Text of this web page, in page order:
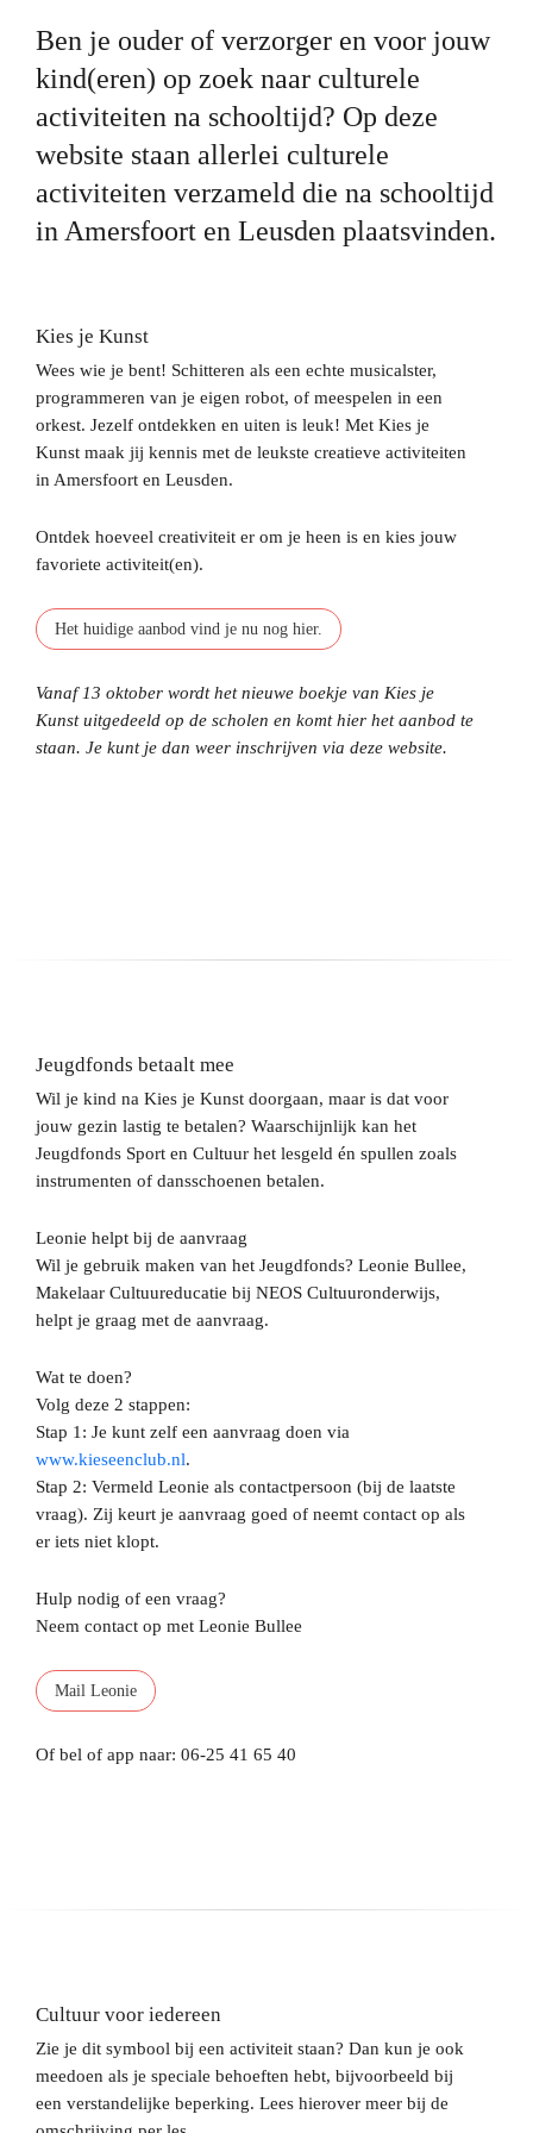
Voor ouders en opvoeders
Inspiratie
Ben je ouder of verzorger en voor jouw
kind(eren) op zoek naar culturele
activiteiten na schooltijd? Op deze
website staan allerlei culturele
activiteiten verzameld die na schooltijd
in Amersfoort en Leusden plaatsvinden.
Kies je Kunst
Wees wie j­e bent! Schitteren als een echte musicalster,
programmeren van je eigen robot, of meespelen in een
orkest. Jezelf ontdekken en uiten is leuk! Met Kies je
Kunst maak jij kennis met de leukste creatieve activiteiten
in Amersfoort en Leusden.
Ontdek hoeveel creativiteit er om je heen is en kies jouw
favoriete activiteit(en).
Het huidige aanbod vind je nu nog hier.
Vanaf 13 oktober wordt het nieuwe boekje van Kies je
Kunst uitgedeeld op de scholen en komt hier het aanbod te
staan. Je kunt je dan weer inschrijven via deze website.
Jeugdfonds betaalt mee
Wil je kind na Kies je Kunst doorgaan, maar is dat voor
jouw gezin lastig te betalen? Waarschijnlijk kan het
Jeugdfonds Sport en Cultuur het lesgeld én spullen zoals
instrumenten of dansschoenen betalen.
Leonie helpt bij de aanvraag
Wil je gebruik maken van het Jeugdfonds? Leonie Bullee,
Makelaar Cultuureducatie bij NEOS Cultuuronderwijs,
helpt je graag met de aanvraag.
Wat te doen?
Volg deze 2 stappen:
Stap 1: Je kunt zelf een aanvraag doen via
www.kieseenclub.nl.
Stap 2: Vermeld Leonie als contactpersoon (bij de laatste
vraag). Zij keurt je aanvraag goed of neemt contact op als
er iets niet klopt.
Hulp nodig of een vraag?
Neem contact op met Leonie Bullee
Mail Leonie
Of bel of app naar: 06-25 41 65 40
Cultuur voor iedereen
Zie je dit symbool bij een activiteit staan? Dan kun je ook
meedoen als je speciale behoeften hebt, bijvoorbeeld bij
een verstandelijke beperking. Lees hierover meer bij de